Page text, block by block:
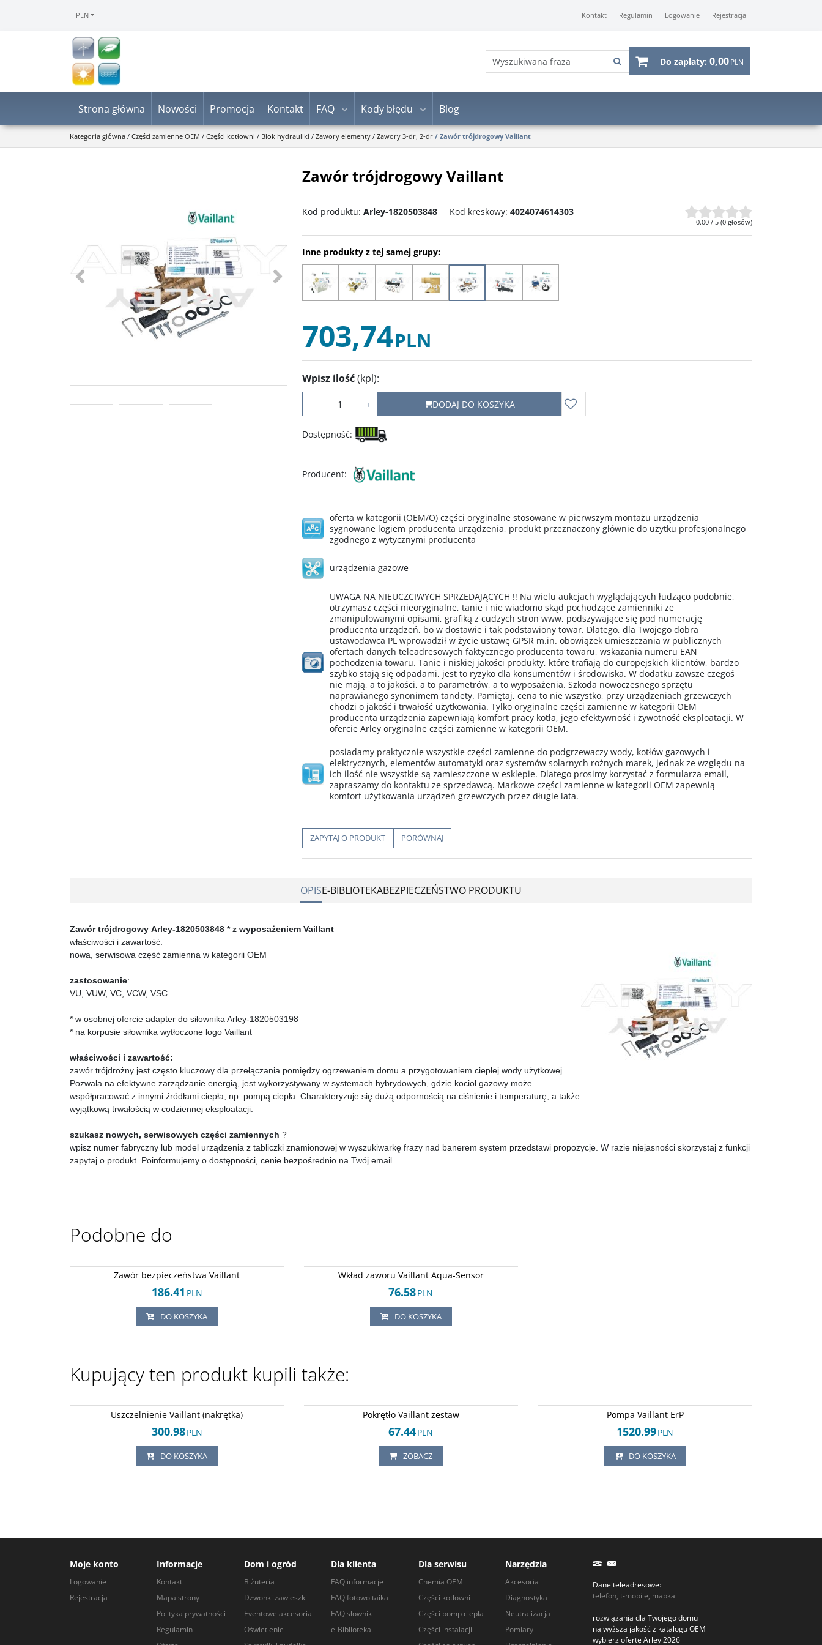
PLN Kontakt Regulamin Logowanie Rejestracja
Do zapłaty: 0,00PLN
Strona główna Nowości Promocja Kontakt FAQ Kody błędu Blog
Kategoria główna / Części zamienne OEM / Części kotłowni / Blok hydrauliki / Zawory elementy / Zawory 3-dr, 2-dr / Zawór trójdrogowy Vaillant
<
Zawór trójdrogowy Vaillant
Kod produktu: Arley-1820503848 Kod kreskowy: 4024074614303
0.00 / 5 (0 głosów)
Inne produkty z tej samej grupy:
703,74PLN
Wpisz ilość(kpl):
− + DODAJ DO KOSZYKA
Dostępność:
Producent:
oferta w kategorii (OEM/O) części oryginalne stosowane w pierwszym montażu urządzenia
sygnowane logiem producenta urządzenia, produkt przeznaczony głównie do użytku profesjonalnego
zgodnego z wytycznymi producenta
urządzenia gazowe
UWAGA NA NIEUCZCIWYCH SPRZEDAJĄCYCH !! Na wielu aukcjach wyglądających łudząco podobnie,
otrzymasz części nieoryginalne, tanie i nie wiadomo skąd pochodzące zamienniki ze
zmanipulowanymi opisami, grafiką z cudzych stron www, podszywające się pod numerację
producenta urządzeń, bo w dostawie i tak podstawiony towar. Dlatego, dla Twojego dobra
ustawodawca PL wprowadził w życie ustawę GPSR m.in. obowiązek umieszczania w publicznych
ofertach danych teleadresowych faktycznego producenta towaru, wskazania numeru EAN
pochodzenia towaru. Tanie i niskiej jakości produkty, które trafiają do europejskich klientów, bardzo
szybko stają się odpadami, jest to ryzyko dla konsumentów i środowiska. W dodatku zawsze czegoś
nie mają, a to jakości, a to parametrów, a to wyposażenia. Szkoda nowoczesnego sprzętu
naprawianego synonimem tandety. Pamiętaj, cena to nie wszystko, przy urządzeniach grzewczych
chodzi o jakość i trwałość użytkowania. Tylko oryginalne części zamienne w kategorii OEM
producenta urządzenia zapewniają komfort pracy kotła, jego efektywność i żywotność eksploatacji. W
ofercie Arley oryginalne części zamienne w kategorii OEM.
posiadamy praktycznie wszystkie części zamienne do podgrzewaczy wody, kotłów gazowych i
elektrycznych, elementów automatyki oraz systemów solarnych rożnych marek, jednak ze względu na
ich ilość nie wszystkie są zamieszczone w esklepie. Dlatego prosimy korzystać z formularza email,
zapraszamy do kontaktu ze sprzedawcą. Markowe części zamienne w kategorii OEM zapewnią
komfort użytkowania urządzeń grzewczych przez długie lata.
ZAPYTAJ O PRODUKT PORÓWNAJ
OPISE-BIBLIOTEKABEZPIECZEŃSTWO PRODUKTU
Zawór trójdrogowy Arley-1820503848 * z wyposażeniem Vaillant
właściwości i zawartość:
nowa, serwisowa część zamienna w kategorii OEM
zastosowanie:
VU, VUW, VC, VCW, VSC
* w osobnej ofercie adapter do siłownika Arley-1820503198
* na korpusie siłownika wytłoczone logo Vaillant
właściwości i zawartość:
zawór trójdrożny jest często kluczowy dla przełączania pomiędzy ogrzewaniem domu a przygotowaniem ciepłej wody użytkowej.
Pozwala na efektywne zarządzanie energią, jest wykorzystywany w systemach hybrydowych, gdzie kocioł gazowy może
współpracować z innymi źródłami ciepła, np. pompą ciepła. Charakteryzuje się dużą odpornością na ciśnienie i temperaturę, a także
wyjątkową trwałością w codziennej eksploatacji.
szukasz nowych, serwisowych części zamiennych ?
wpisz numer fabryczny lub model urządzenia z tabliczki znamionowej w wyszukiwarkę frazy nad banerem system przedstawi propozycje. W razie niejasności skorzystaj z funkcji
zapytaj o produkt. Poinformujemy o dostępności, cenie bezpośrednio na Twój email.
Podobne do
Zawór bezpieczeństwa Vaillant
186.41 PLN
DO KOSZYKA
Wkład zaworu Vaillant Aqua-Sensor
76.58PLN
DO KOSZYKA
Kupujący ten produkt kupili także:
Uszczelnienie Vaillant (nakrętka)
300.98PLN
DO KOSZYKA
Pokrętło Vaillant zestaw
67.44PLN
ZOBACZ
Pompa Vaillant ErP
1520.99PLN
DO KOSZYKA
Moje konto
Logowanie
Rejestracja
Informacje
Kontakt
Mapa strony
Polityka prywatności
Regulamin
Dom i ogród
Biżuteria
Dzwonki zawieszki
Eventowe akcesoria
Oświetlenie
Dla klienta
FAQ informacje
FAQ fotowoltaika
FAQ słownik
e-Biblioteka
Dla serwisu
Chemia OEM
Części kotłowni
Części pomp ciepła
Części instalacji
Narzędzia
Akcesoria
Diagnostyka
Neutralizacja
Pomiary
Dane teleadresowe:
telefon, t-mobile, mapka
rozwiązania dla Twojego domu
najwyższa jakość z katalogu OEM
wybierz ofertę Arley 2026